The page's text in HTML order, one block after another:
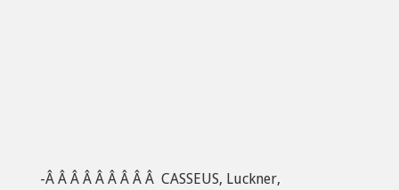
-Â Â Â Â Â Â Â Â Â CASSEUS, Luckner,